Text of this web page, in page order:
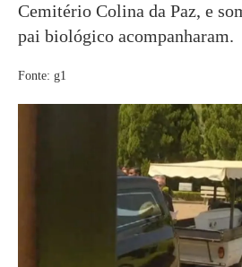
Cemitério Colina da Paz, e
pai biológico acompanharam.
Fonte: g1